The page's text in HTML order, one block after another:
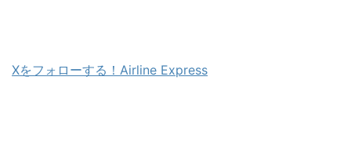
Xをフォローする！Airline Express